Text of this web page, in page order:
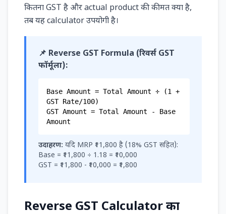
कितना GST है और actual product की कीमत क्या है,
तब यह calculator उपयोगी है।
📌 Reverse GST Formula (रिवर्स GST
फॉर्मूला):
Base Amount = Total Amount ÷ (1 +
GST Rate/100)
GST Amount = Total Amount - Base
Amount
उदाहरण: यदि MRP ₹11,800 है (18% GST सहित):
Base = ₹11,800 ÷ 1.18 = ₹10,000
GST = ₹11,800 - ₹10,000 = ₹1,800
Reverse GST Calculator का